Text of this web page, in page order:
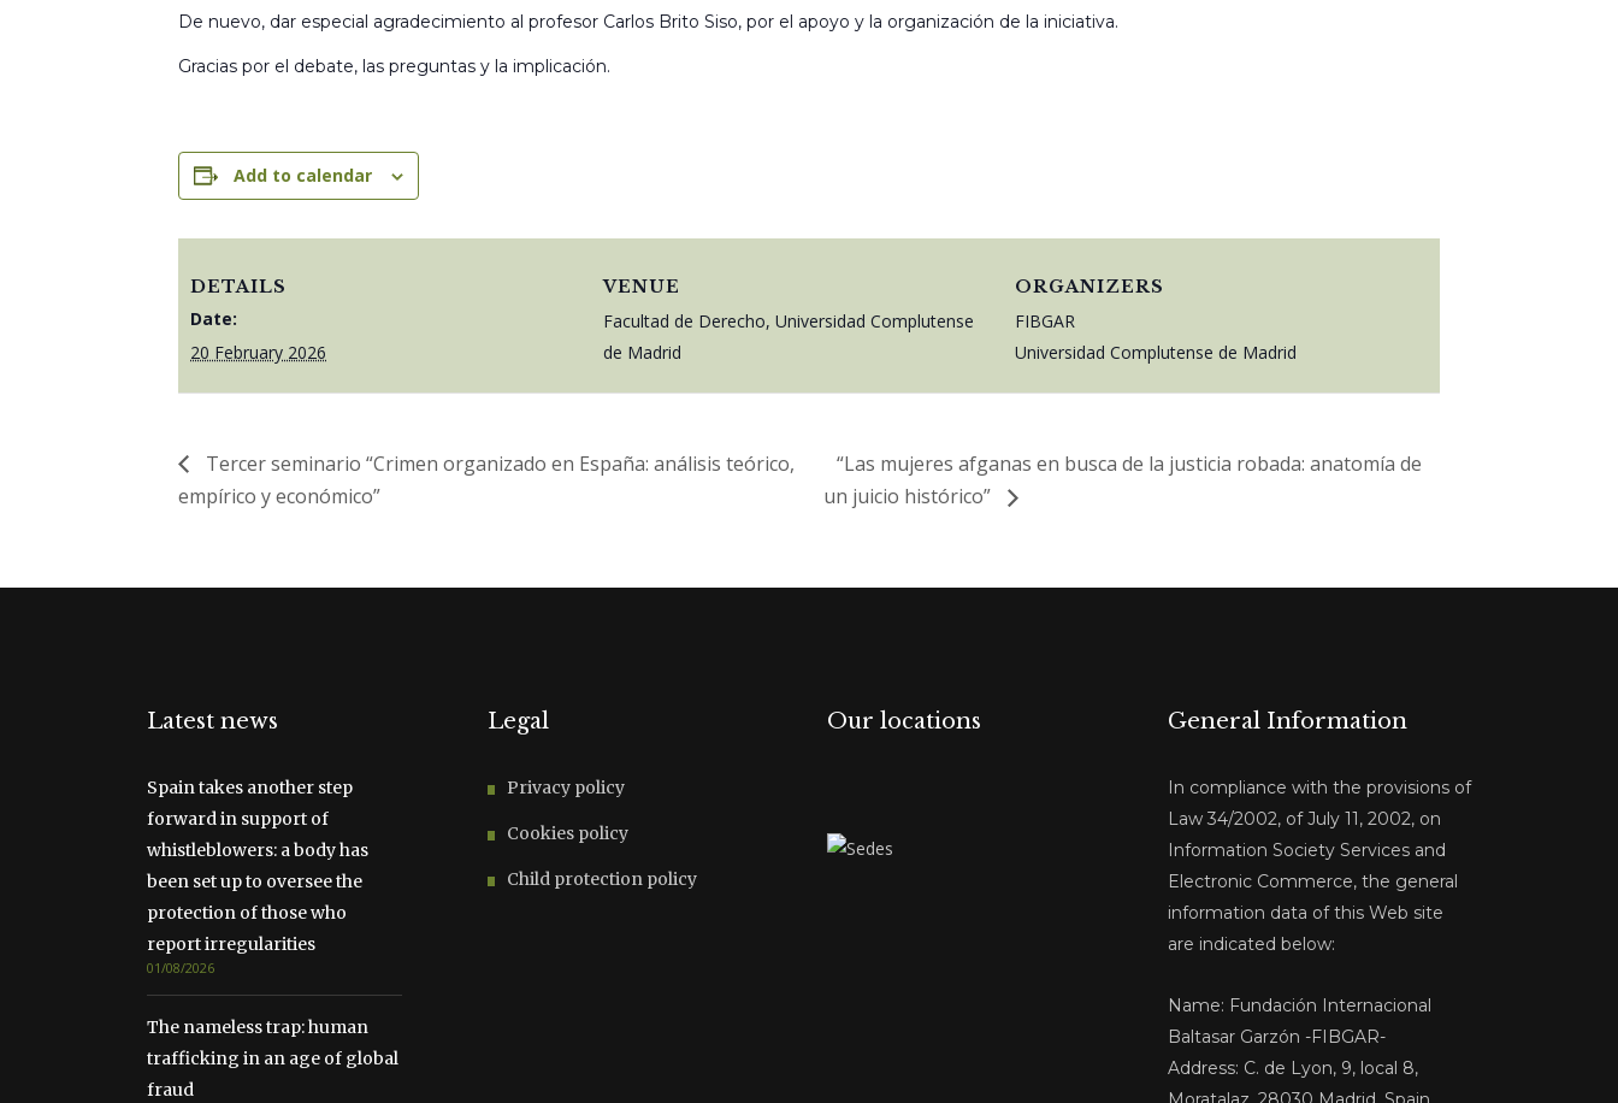
De nuevo, dar especial agradecimiento al profesor Carlos Brito Siso, por el apoyo y la organización de la iniciativa.
Gracias por el debate, las preguntas y la implicación.
Add to calendar
DETAILS
Date:
20 February 2026
VENUE
Facultad de Derecho, Universidad Complutense
de Madrid
ORGANIZERS
FIBGAR
Universidad Complutense de Madrid
Tercer seminario “Crimen organizado en España: análisis teórico,
empírico y económico”
“Las mujeres afganas en busca de la justicia robada: anatomía de
un juicio histórico”
Latest news
Spain takes another step
forward in support of
whistleblowers: a body has
been set up to oversee the
protection of those who
report irregularities
01/08/2026
The nameless trap: human
trafficking in an age of global
fraud
Legal
Privacy policy
Cookies policy
Child protection policy
Our locations General Information
In compliance with the provisions of
Law 34/2002, of July 11, 2002, on
Information Society Services and
Electronic Commerce, the general
information data of this Web site
are indicated below:
Name: Fundación Internacional
Baltasar Garzón -FIBGAR-
Address: C. de Lyon, 9, local 8,